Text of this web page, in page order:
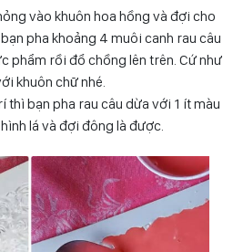
vào khuôn hoa hồng và đợi cho
pha khoảng 4 muôi canh rau câu
phẩm rồi đổ chồng lên trên. Cứ như
khuôn chữ nhé.
bạn pha rau câu dừa với 1 ít màu
lá và đợi đông là được.